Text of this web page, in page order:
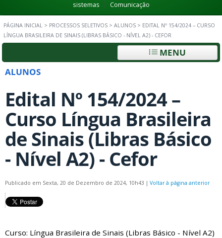
sistemas
Comunicação
PÁGINA INICIAL > PROCESSOS SELETIVOS > ALUNOS > EDITAL Nº 154/2024 – CURSO
LÍNGUA BRASILEIRA DE SINAIS (LIBRAS BÁSICO - NÍVEL A2) - CEFOR
MENU
ALUNOS
Edital Nº 154/2024 –
Curso Língua Brasileira
de Sinais (Libras Básico
- Nível A2) - Cefor
Publicado em Sexta, 20 de Dezembro de 2024, 10h43 | Voltar à página anterior
Curso: Língua Brasileira de Sinais (Libras Básico - Nível A2)